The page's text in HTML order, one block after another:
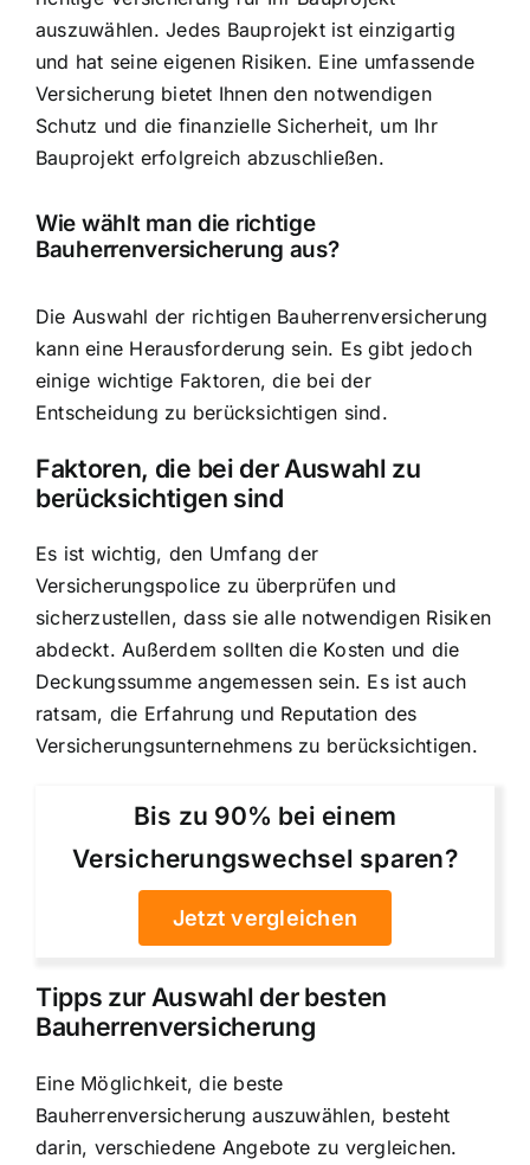
auszuwählen. Jedes Bauprojekt ist einzigartig
und hat seine eigenen Risiken. Eine umfassende
Versicherung bietet Ihnen den notwendigen
Schutz und die finanzielle Sicherheit, um Ihr
Bauprojekt erfolgreich abzuschließen.
Wie wählt man die richtige
Bauherrenversicherung aus?
Die Auswahl der richtigen Bauherrenversicherung
kann eine Herausforderung sein. Es gibt jedoch
einige wichtige Faktoren, die bei der
Entscheidung zu berücksichtigen sind.
Faktoren, die bei der Auswahl zu
berücksichtigen sind
Es ist wichtig, den Umfang der
Versicherungspolice zu überprüfen und
sicherzustellen, dass sie alle notwendigen Risiken
abdeckt. Außerdem sollten die Kosten und die
Deckungssumme angemessen sein. Es ist auch
ratsam, die Erfahrung und Reputation des
Versicherungsunternehmens zu berücksichtigen.
Bis zu 90% bei einem
Versicherungswechsel sparen?
Jetzt vergleichen
Tipps zur Auswahl der besten
Bauherrenversicherung
Eine Möglichkeit, die beste
Bauherrenversicherung auszuwählen, besteht
darin, verschiedene Angebote zu vergleichen.